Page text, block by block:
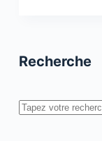
en
les
artisans
Recherche
Rechercher